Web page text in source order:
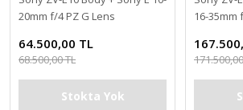
20mm f/4 PZ G Lens
64.500,00 TL
68.500,00 TL
Stokta Yok
16-35mm